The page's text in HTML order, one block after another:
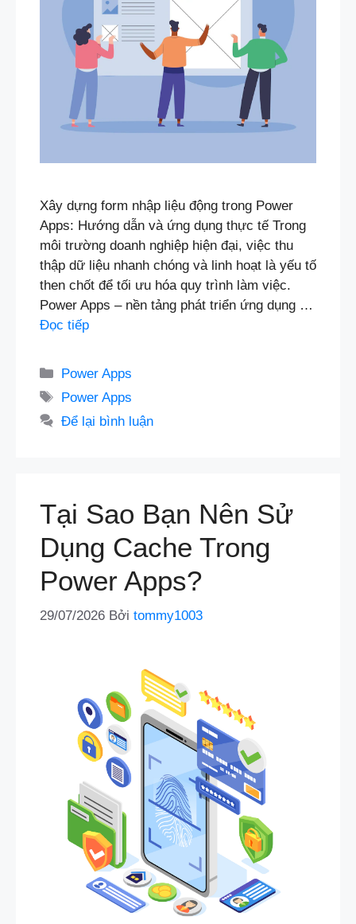
Xây dựng form nhập liệu động trong Power
Apps: Hướng dẫn và ứng dụng thực tế Trong
môi trường doanh nghiệp hiện đại, việc thu
thập dữ liệu nhanh chóng và linh hoạt là yếu tố
then chốt để tối ưu hóa quy trình làm việc.
Power Apps – nền tảng phát triển ứng dụng …
Đọc tiếp
Danh
mục
Power Apps
Thẻ
Power Apps
Để lại bình luận
Tại Sao Bạn Nên Sử
Dụng Cache Trong
Power Apps?
29/07/2026 Bởi tommy1003